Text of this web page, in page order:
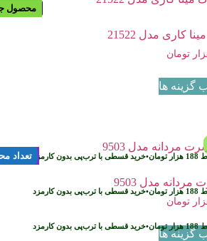
پیشنهاد
موجود
محصول
کاری مدل 21522
تومان
گزینه ها
188 هزار تومان•خرید قسطی با ترب‌پی بدون کارمزد
188 هزار تومان•خرید قسطی با ترب‌پی بدون کارمزد
188 هزار تومان•خرید قسطی با ترب‌پی بدون کارمزد
پیشنهاد
تعداد
مردانه مدل 9503
تومان
گزینه ها